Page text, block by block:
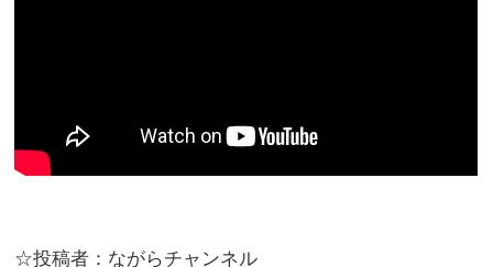
☆投稿者：ながらチャンネル